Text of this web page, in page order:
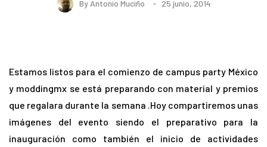
By Antonio Muciño 25 junio, 2014
Estamos listos para el comienzo de campus party México
y moddingmx se está preparando con material y premios
que regalara durante la semana .Hoy compartiremos unas
imágenes del evento siendo el preparativo para la
inauguración como también el inicio de actividades